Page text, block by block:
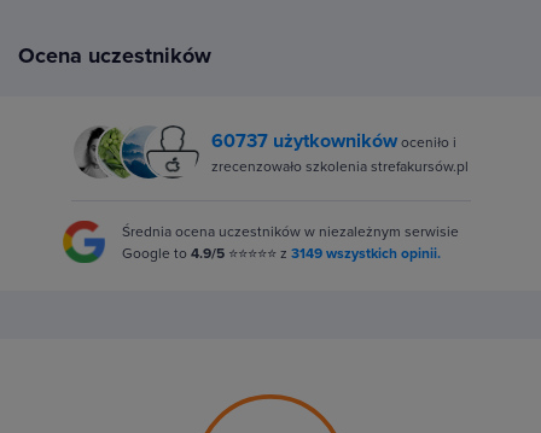
Ocena uczestników
60737 użytkownikówoceniło i
zrecenzowało szkolenia strefakursów.pl
Średnia ocena uczestników w niezależnym serwisie
Google to 4.9/5 ⭐⭐⭐⭐⭐ z 3149 wszystkich opinii.